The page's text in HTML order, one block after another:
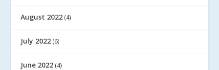
August 2022 (4)
July 2022 (6)
June 2022 (4)